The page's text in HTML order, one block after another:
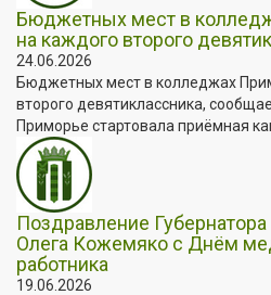
Бюджетных мест в
на каждого второго
24.06.2026
Бюджетных мест в колледжах
второго девятиклассника,
Приморье стартовала приёмная
Поздравление
Олега Кожемяко с Днём
работника
19.06.2026